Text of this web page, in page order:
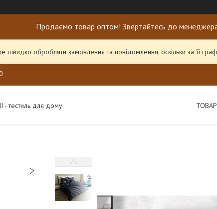
Продаємо товар оптом! Звертайтесь до
швидко обробляти замовлення та повідомлення, оскільки за її
тестиль для дому